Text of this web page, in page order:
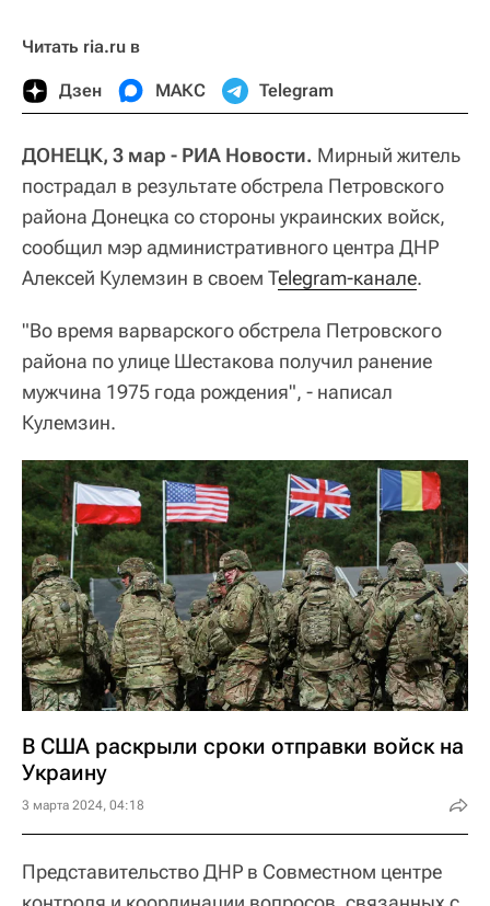
Читать ria.ru в
Дзен МАКС Telegram
ДОНЕЦК, 3 мар - РИА Новости. Мирный житель
пострадал в результате обстрела Петровского
района Донецка со стороны украинских войск,
сообщил мэр административного центра ДНР
Алексей Кулемзин в своем Telegram-канале.
"Во время варварского обстрела Петровского
района по улице Шестакова получил ранение
мужчина 1975 года рождения", - написал
Кулемзин.
В США раскрыли сроки отправки войск на
Украину
3 марта 2024, 04:18
Представительство ДНР в Совместном центре